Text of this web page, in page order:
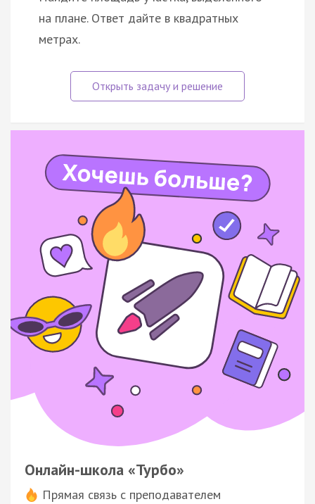
на плане. Ответ дайте в квадратных
метрах.
Онлайн-школа «Турбо»
Прямая связь с преподавателем